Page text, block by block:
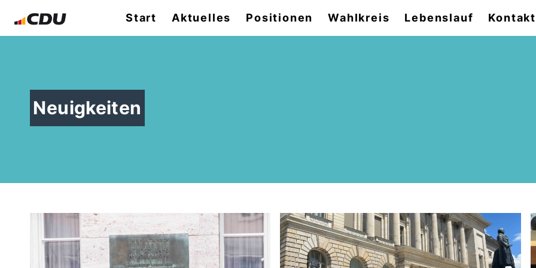
Start Aktuelles Positionen Wahlkreis Lebenslauf Kontakt
Neuigkeiten